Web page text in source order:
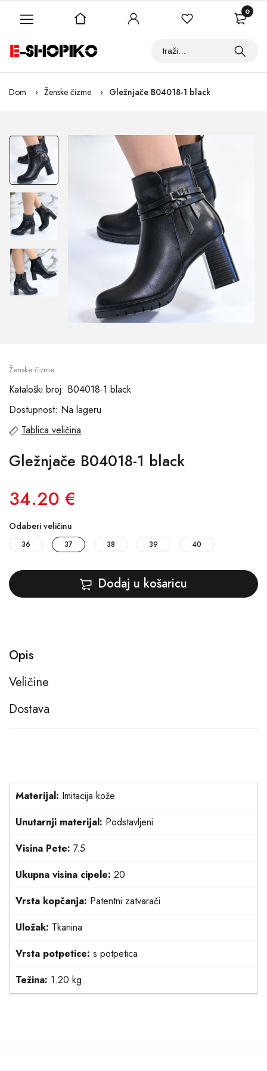
Dom Ženske čizme Gležnjače B04018-1 black
Ženske čizme
Kataloški broj: B04018-1 black
Dostupnost: Na lageru
Tablica veličina
Gležnjače B04018-1 black
34.20 €
Odaberi veličinu
36 37 38 39 40
Dodaj u košaricu
Opis
Veličine
Dostava
Materijal: Imitacija kože
Unutarnji materijal: Podstavljeni
Visina Pete: 7.5
Ukupna visina cipele: 20
Vrsta kopčanja: Patentni zatvarači
Uložak: Tkanina
Vrsta potpetice: s potpetica
Težina: 1.20 kg.
0